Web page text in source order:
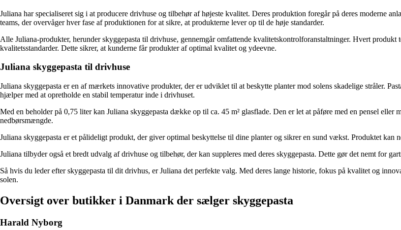
Juliana har specialiseret sig i at producere drivhuse og tilbehør af højeste kvalitet. Deres produktion foregår på deres moderne
teams, der overvåger hver fase af produktionen for at sikre, at produkterne lever op til de høje standarder.
Alle Juliana-produkter, herunder skyggepasta til drivhuse, gennemgår omfattende kvalitetskontrolforanstaltninger. Hvert produkt
kvalitetsstandarder. Dette sikrer, at kunderne får produkter af optimal kvalitet og ydeevne.
Juliana skyggepasta til drivhuse
Juliana skyggepasta er en af mærkets innovative produkter, der er udviklet til at beskytte planter mod solens skadelige stråler.
hjælper med at opretholde en stabil temperatur inde i drivhuset.
Med en beholder på 0,75 liter kan Juliana skyggepasta dække op til ca. 45 m² glasflade. Den er let at påføre med en pensel
nedbørsmængde.
Juliana skyggepasta er et pålideligt produkt, der giver optimal beskyttelse til dine planter og sikrer en sund vækst. Produktet kan
Juliana tilbyder også et bredt udvalg af drivhuse og tilbehør, der kan suppleres med deres skyggepasta. Dette gør det nemt for
Så hvis du leder efter skyggepasta til dit drivhus, er Juliana det perfekte valg. Med deres lange historie, fokus på kvalitet og
solen.
Oversigt over butikker i Danmark der sælger skyggepasta
Harald Nyborg